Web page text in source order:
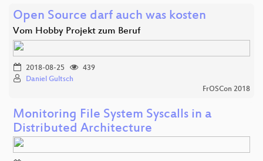
Open Source darf auch was kosten
Vom Hobby Projekt zum Beruf
2018-08-25
439
Daniel Gultsch
FrOSCon 2018
Monitoring File System Syscalls in a
Distributed Architecture